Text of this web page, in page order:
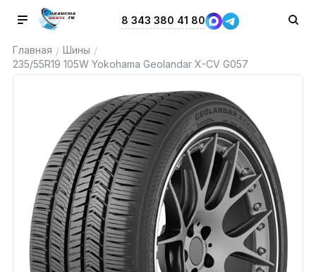
8 343 380 41 80
Главная / Шины /
235/55R19 105W Yokohama Geolandar X-CV G057